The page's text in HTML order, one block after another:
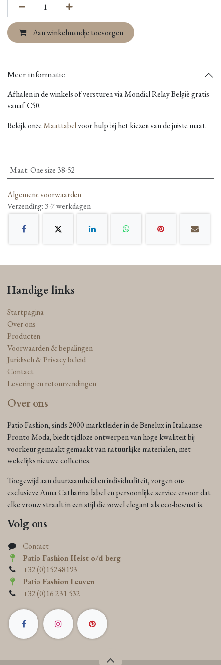
Aan winkelmandje toevoegen
Meer informatie
Afhalen in de winkels of versturen via Mondial Relay België gratis
vanaf €50.
Bekijk onzeMaattabelvoor hulp bij het kiezen van de juiste maat.
Maat:One size 38-52
Algemene voorwaarden
Verzending: 3-7 werkdagen
Handige links
Startpagina
Over ons
Producten
Voorwaarden & bepalingen
Juridisch & Privacy beleid
Contact
Levering en retourzendingen
Over ons
Patio Fashion, sinds 2000 marktleider in de Benelux in Italiaanse
Pronto Moda, biedt tijdloze ontwerpen van hoge kwaliteit bij
voorkeur gemaakt gemaakt van natuurlijke materialen, met
wekelijks nieuwe collecties.
Toegewijd aan duurzaamheid en individualiteit, zorgen ons
exclusieve Anna Catharina label en persoonlijke service ervoor dat
elke vrouw straalt in een stijl die zowel elegant als eco-bewust is.
Volg ons
Contact
Patio Fashion Heist o/d berg
+32 (0)15248193
Patio Fashion Leuven
+32 (0)16 231 532